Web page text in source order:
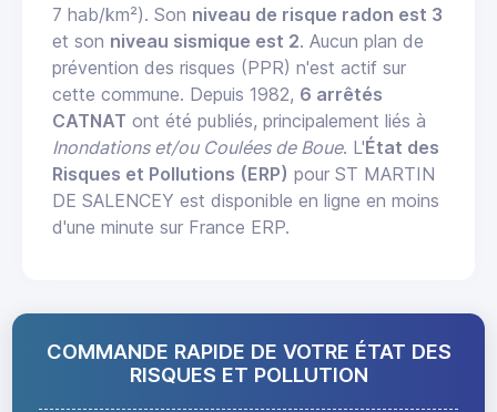
7 hab/km²). Son niveau de risque radon est 3
et son niveau sismique est 2. Aucun plan de
prévention des risques (PPR) n'est actif sur
cette commune. Depuis 1982, 6 arrêtés
CATNAT ont été publiés, principalement liés à
Inondations et/ou Coulées de Boue. L'État des
Risques et Pollutions (ERP) pour ST MARTIN
DE SALENCEY est disponible en ligne en moins
d'une minute sur France ERP.
COMMANDE RAPIDE DE VOTRE ÉTAT DES
RISQUES ET POLLUTION